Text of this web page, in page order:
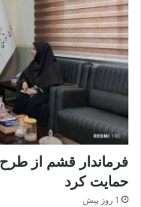
فرماندار قشم از
حمایت کرد ‌ ‌
1 روز پیش